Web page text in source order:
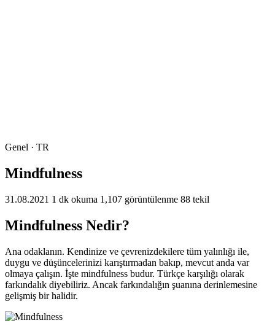
Genel · TR
Mindfulness
31.08.2021 1 dk okuma 1,107 görüntülenme 88 tekil
Mindfulness Nedir?
Ana odaklanın. Kendinize ve çevrenizdekilere tüm yalınlığı ile,
duygu ve düşüncelerinizi karıştırmadan bakıp, mevcut anda var
olmaya çalışın. İşte mindfulness budur. Türkçe karşılığı olarak
farkındalık diyebiliriz. Ancak farkındalığın şuanına derinlemesine
gelişmiş bir halidir.